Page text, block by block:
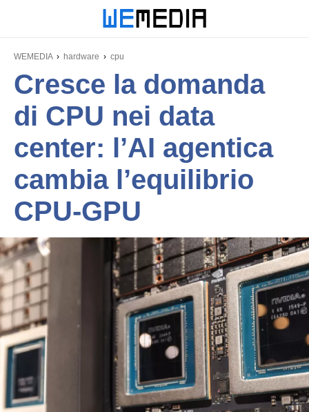
WEMEDIA hardware cpu
Cresce la domanda
di CPU nei data
center: l’AI agentica
cambia l’equilibrio
CPU-GPU